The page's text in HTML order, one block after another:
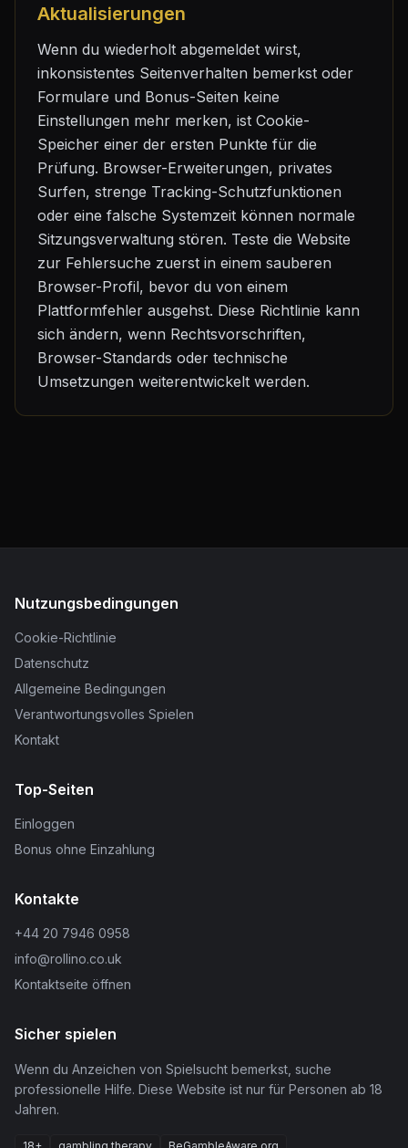
Aktualisierungen
Wenn du wiederholt abgemeldet wirst,
inkonsistentes Seitenverhalten bemerkst oder
Formulare und Bonus-Seiten keine
Einstellungen mehr merken, ist Cookie-
Speicher einer der ersten Punkte für die
Prüfung. Browser-Erweiterungen, privates
Surfen, strenge Tracking-Schutzfunktionen
oder eine falsche Systemzeit können normale
Sitzungsverwaltung stören. Teste die Website
zur Fehlersuche zuerst in einem sauberen
Browser-Profil, bevor du von einem
Plattformfehler ausgehst. Diese Richtlinie kann
sich ändern, wenn Rechtsvorschriften,
Browser-Standards oder technische
Umsetzungen weiterentwickelt werden.
Nutzungsbedingungen
Cookie-Richtlinie
Datenschutz
Allgemeine Bedingungen
Verantwortungsvolles Spielen
Kontakt
Top-Seiten
Einloggen
Bonus ohne Einzahlung
Kontakte
+44 20 7946 0958
info@rollino.co.uk
Kontaktseite öffnen
Sicher spielen
Wenn du Anzeichen von Spielsucht bemerkst, suche
professionelle Hilfe. Diese Website ist nur für Personen ab 18
Jahren.